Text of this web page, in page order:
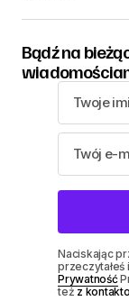
Bądź na
Naciskając
przeczytałeś
Prywatność
też z